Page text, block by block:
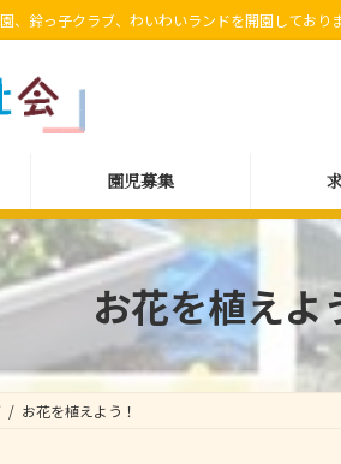
鈴っ子クラブ、わいわいランドを開園しておりま
園児募集
お花を植えよ
お花を植えよう！